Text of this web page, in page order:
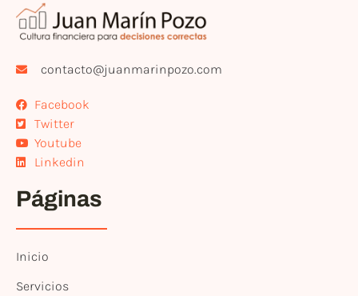
contacto@juanmarinpozo.com
Facebook
Twitter
Youtube
Linkedin
Páginas
Inicio
Servicios